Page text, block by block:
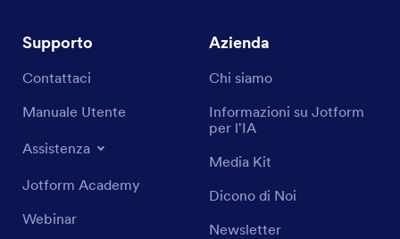
Supporto
Contattaci
Manuale Utente
Assistenza
Jotform Academy
Webinar
Azienda
Chi siamo
Informazioni su Jotform
per l'IA
Media Kit
Dicono di Noi
Newsletter